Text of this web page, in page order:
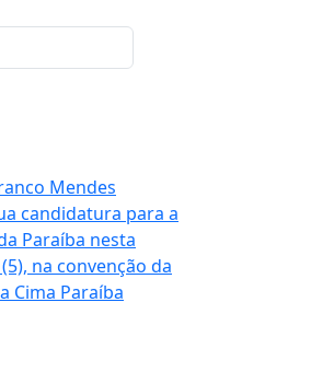
Mendes
candidatura para a
Paraíba nesta
na convenção da
Cima Paraíba